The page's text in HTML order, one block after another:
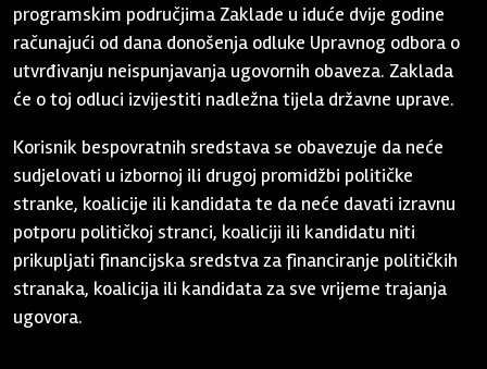
programskim područjima Zaklade u iduće dvije godine
računajući od dana donošenja odluke Upravnog odbora o
utvrđivanju neispunjavanja ugovornih obaveza. Zaklada
će o toj odluci izvijestiti nadležna tijela državne uprave.
Korisnik bespovratnih sredstava se obavezuje da neće
sudjelovati u izbornoj ili drugoj promidžbi političke
stranke, koalicije ili kandidata te da neće davati izravnu
potporu političkoj stranci, koaliciji ili kandidatu niti
prikupljati financijska sredstva za financiranje političkih
stranaka, koalicija ili kandidata za sve vrijeme trajanja
ugovora.